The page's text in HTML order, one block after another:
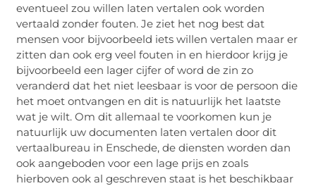
eventueel zou willen laten vertalen ook worden
vertaald zonder fouten. Je ziet het nog best dat
mensen voor bijvoorbeeld iets willen vertalen maar er
zitten dan ook erg veel fouten in en hierdoor krijg je
bijvoorbeeld een lager cijfer of word de zin zo
veranderd dat het niet leesbaar is voor de persoon die
het moet ontvangen en dit is natuurlijk het laatste
wat je wilt. Om dit allemaal te voorkomen kun je
natuurlijk uw documenten laten vertalen door dit
vertaalbureau in Enschede, de diensten worden dan
ook aangeboden voor een lage prijs en zoals
hierboven ook al geschreven staat is het beschikbaar